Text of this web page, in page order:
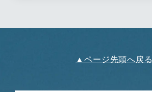
▲ページ先頭へ戻る